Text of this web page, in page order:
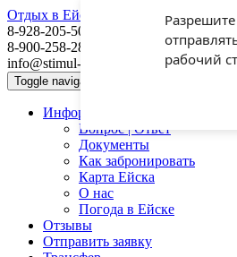
рабочий
Отдых в Ейске 2026
8-928-205-50-50
8-900-258-28-80
info@stimul-yeisk.ru
Toggle navigation
Информация
Вопрос | Ответ
Документы
Как забронировать
Карта Ейска
О наc
Погода в Ейске
Отзывы
Отправить заявку